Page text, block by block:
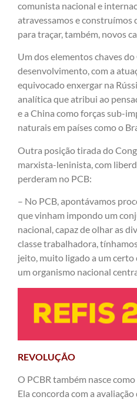
comunista nacional e
atravessamos e construímos
para traçar, também, novos
Um dos elementos chaves
desenvolvimento, com a
equivocado enxergar na
analítica que atribui ao
e a China como forças sub-
naturais em países como o
Outra posição tirada do
marxista-leninista, com
perderam no PCB:
– No PCB, apontávamos
que vinham impondo um
nacional, capaz de olhar as
classe trabalhadora,
jeito, muito ligado a um certo
um organismo nacional
REVOLUÇÃO
O PCBR também nasce
Ela concorda com a